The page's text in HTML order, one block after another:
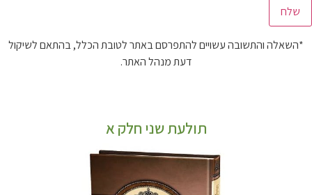
*השאלה והתשובה עשויים להתפרסם באתר לטובת הכלל, בהתאם לשיקול
דעת מנהל האתר.
תולעת שני חלק א